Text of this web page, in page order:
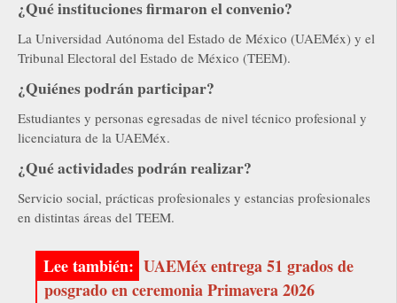
¿Qué instituciones firmaron el convenio?
La Universidad Autónoma del Estado de México (UAEMéx) y el
Tribunal Electoral del Estado de México (TEEM).
¿Quiénes podrán participar?
Estudiantes y personas egresadas de nivel técnico profesional y
licenciatura de la UAEMéx.
¿Qué actividades podrán realizar?
Servicio social, prácticas profesionales y estancias profesionales
en distintas áreas del TEEM.
UAEMéx entrega 51 grados de
posgrado en ceremonia Primavera 2026